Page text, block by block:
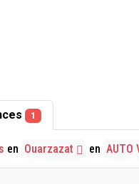
1
en Ouarzazat en AUTO